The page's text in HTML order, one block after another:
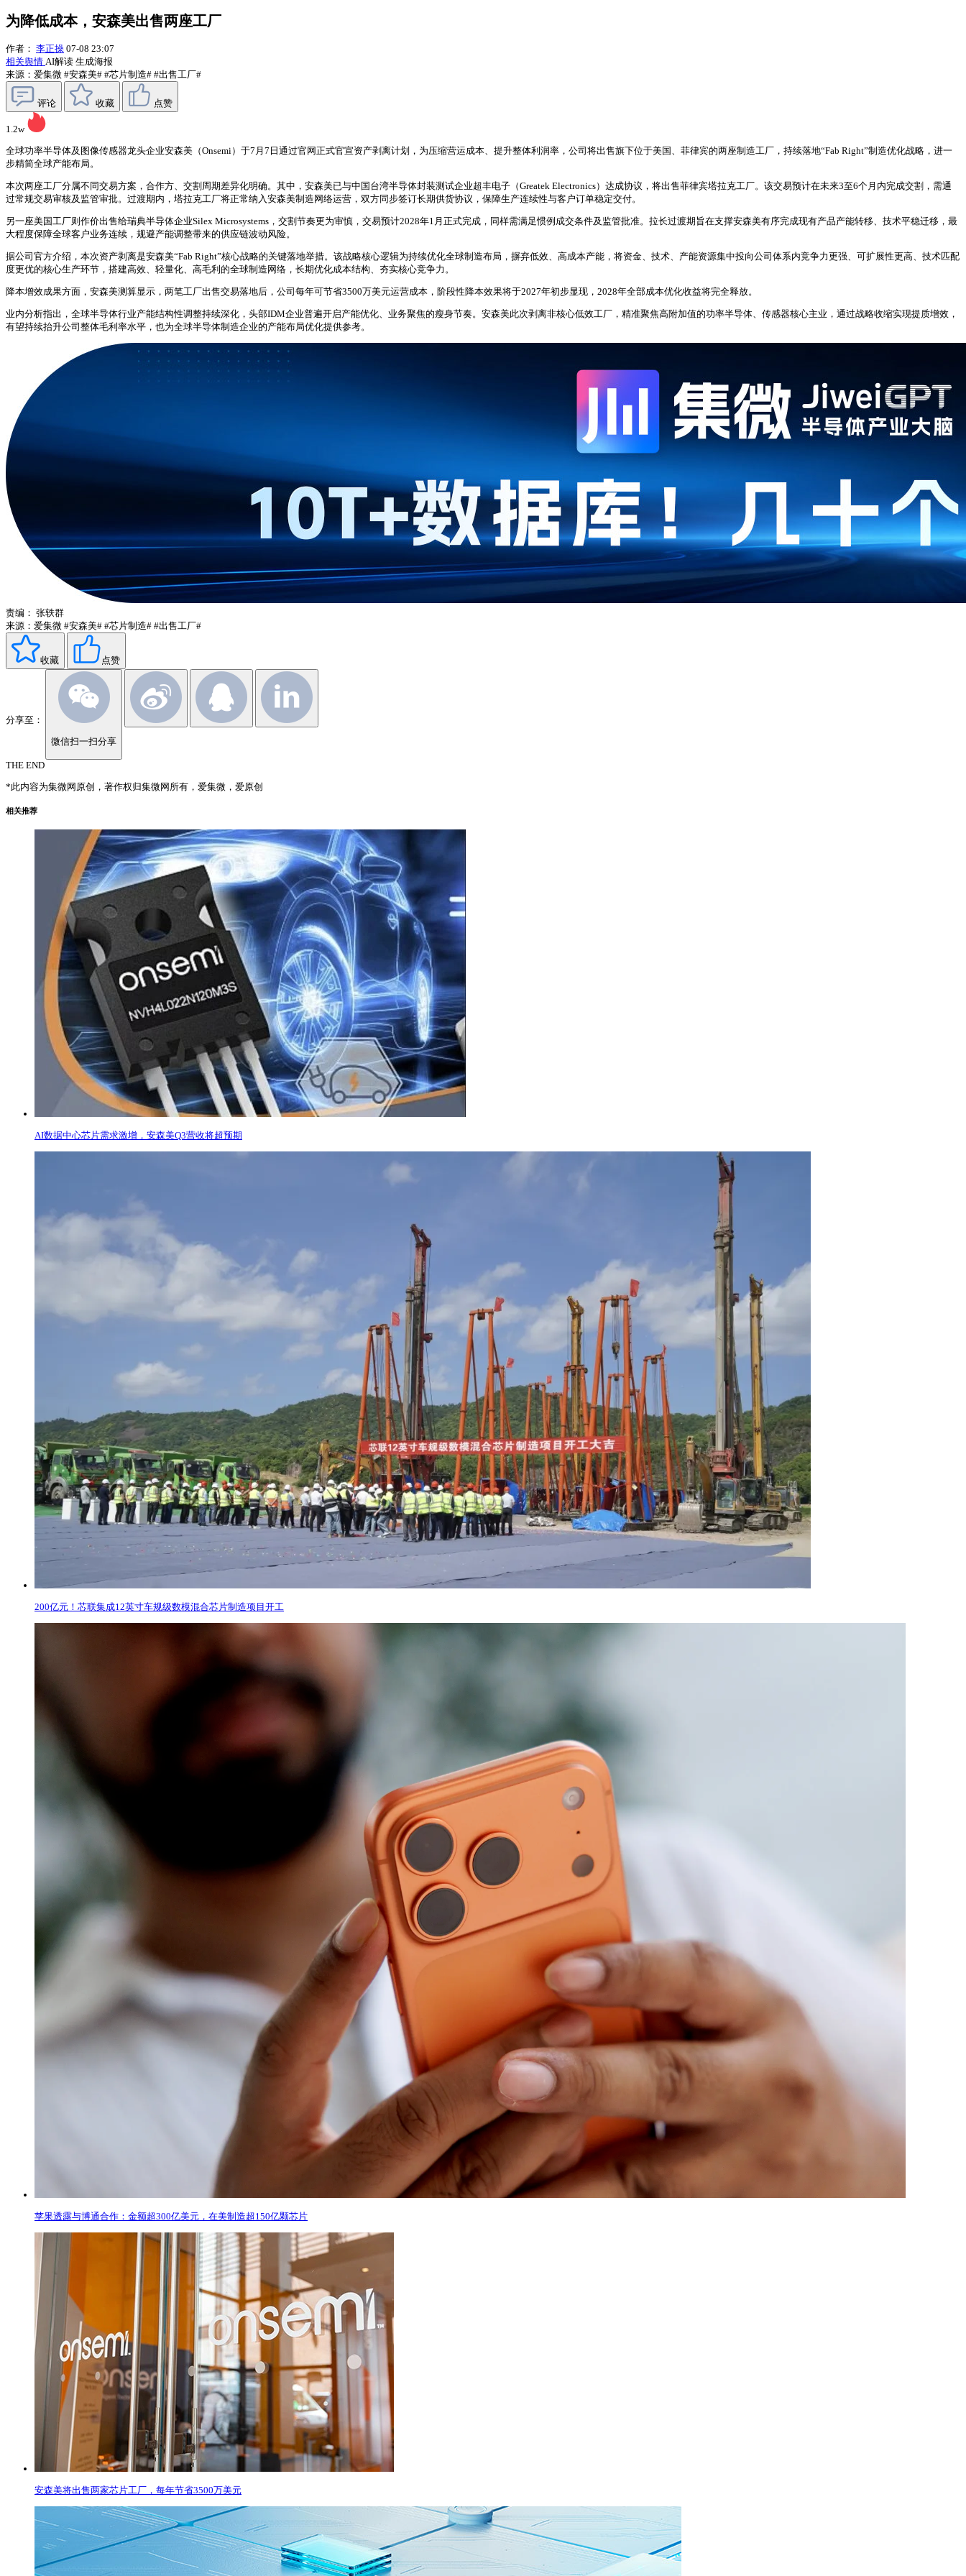
为降低成本，安森美出售两座工厂
作者： 李正操 07-08 23:07
相关舆情 AI解读 生成海报
来源：爱集微 #安森美# #芯片制造# #出售工厂#
评论 收藏 点赞
1.2w
全球功率半导体及图像传感器龙头企业安森美（Onsemi）于7月7日通过官网正式官宣资产剥离计划，为压缩营运成本、提升整体利润率，公司将出售旗下位于美国、菲律宾的两座制造工厂，持续落地“Fab Right”制造优化战略，进一
步精简全球产能布局。
本次两座工厂分属不同交易方案，合作方、交割周期差异化明确。其中，安森美已与中国台湾半导体封装测试企业超丰电子（Greatek Electronics）达成协议，将出售菲律宾塔拉克工厂。该交易预计在未来3至6个月内完成交割，需通
过常规交易审核及监管审批。过渡期内，塔拉克工厂将正常纳入安森美制造网络运营，双方同步签订长期供货协议，保障生产连续性与客户订单稳定交付。
另一座美国工厂则作价出售给瑞典半导体企业Silex Microsystems，交割节奏更为审慎，交易预计2028年1月正式完成，同样需满足惯例成交条件及监管批准。拉长过渡期旨在支撑安森美有序完成现有产品产能转移、技术平稳迁移，最
大程度保障全球客户业务连续，规避产能调整带来的供应链波动风险。
据公司官方介绍，本次资产剥离是安森美“Fab Right”核心战略的关键落地举措。该战略核心逻辑为持续优化全球制造布局，摒弃低效、高成本产能，将资金、技术、产能资源集中投向公司体系内竞争力更强、可扩展性更高、技术匹配
度更优的核心生产环节，搭建高效、轻量化、高毛利的全球制造网络，长期优化成本结构、夯实核心竞争力。
降本增效成果方面，安森美测算显示，两笔工厂出售交易落地后，公司每年可节省3500万美元运营成本，阶段性降本效果将于2027年初步显现，2028年全部成本优化收益将完全释放。
业内分析指出，全球半导体行业产能结构性调整持续深化，头部IDM企业普遍开启产能优化、业务聚焦的瘦身节奏。安森美此次剥离非核心低效工厂，精准聚焦高附加值的功率半导体、传感器核心主业，通过战略收缩实现提质增效，
有望持续抬升公司整体毛利率水平，也为全球半导体制造企业的产能布局优化提供参考。
责编： 张轶群
来源：爱集微 #安森美# #芯片制造# #出售工厂#
收藏 点赞
分享至：
微信扫一扫分享
THE END
*此内容为集微网原创，著作权归集微网所有，爱集微，爱原创
相关推荐
AI数据中心芯片需求激增，安森美Q3营收将超预期
200亿元！芯联集成12英寸车规级数模混合芯片制造项目开工
苹果透露与博通合作：金额超300亿美元，在美制造超150亿颗芯片
安森美将出售两家芯片工厂，每年节省3500万美元